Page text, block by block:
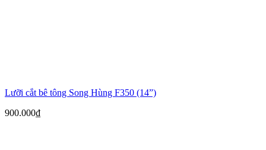
Lưỡi cắt bê tông Song Hùng F350 (14”)
900.000₫